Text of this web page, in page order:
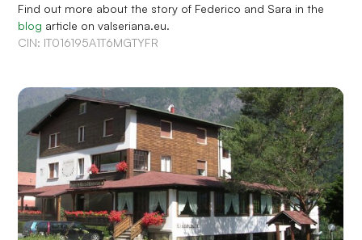
Find out more about the story of Federico and Sara in the
blog article on valseriana.eu.
CIN: IT016195A1T6MGTYFR